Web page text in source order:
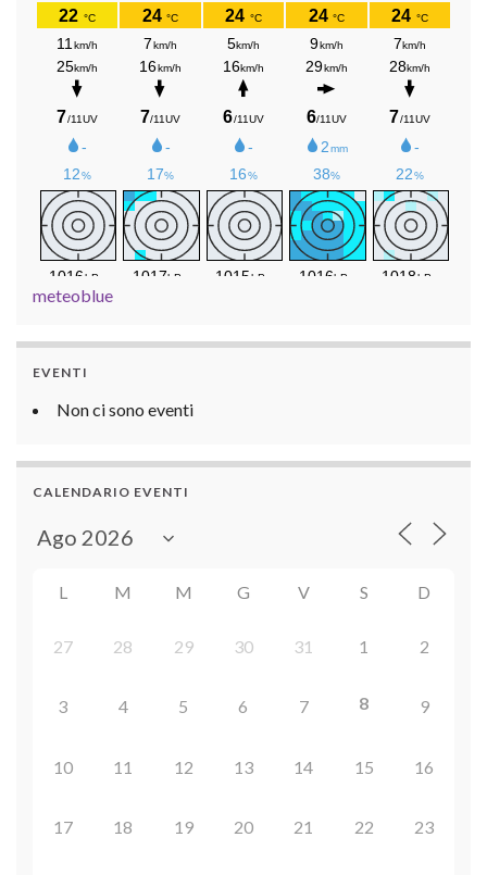
meteoblue
EVENTI
Non ci sono eventi
CALENDARIO EVENTI
L M M G V S D
27 28 29 30 31 1 2
3 4 5 6 7 8 9
10 11 12 13 14 15 16
17 18 19 20 21 22 23